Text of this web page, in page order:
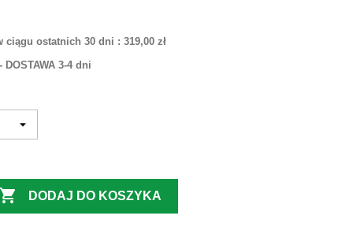
ciągu ostatnich 30 dni : 319,00 zł
3-4 dni
DODAJ DO KOSZYKA